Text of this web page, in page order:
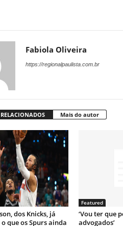
Fabiola Oliveira
https://regionalpaulista.com.br
Mais do autor
dos Knicks, já
que os Spurs ainda
Featured
‘Vou ter que
advogados’